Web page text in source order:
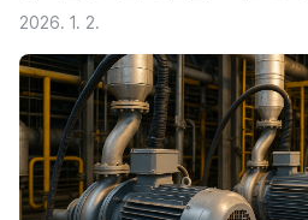
수요기업 PPA 계산
발전소 PPA 계산
PPA 매칭 LIVE
PPA 관리
PPA 모니터링
PPA 파트너스
전기요금 시뮬레이션 NEW
PPA 매뉴얼
PPA FAQ
AI 컨설턴트 UPDATED
인사이트
2026. 1. 2.